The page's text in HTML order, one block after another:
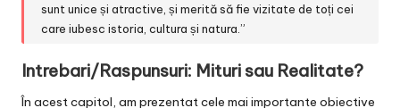
sunt unice și atractive, și merită să fie vizitate de toți cei
care iubesc istoria, cultura și natura.”
Intrebari/Raspunsuri: Mituri sau Realitate?
În acest capitol, am prezentat cele mai importante obiective